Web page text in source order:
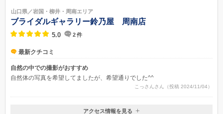
山口県／岩国・柳井・周南エリア
ブライダルギャラリー鈴乃屋 周南店
5.0 2件
最新クチコミ
自然の中での撮影がおすすめ
自然体の写真を希望してましたが、希望通りでした^^
こっさんさん（投稿 2024/11/04）
アクセス情報を見る